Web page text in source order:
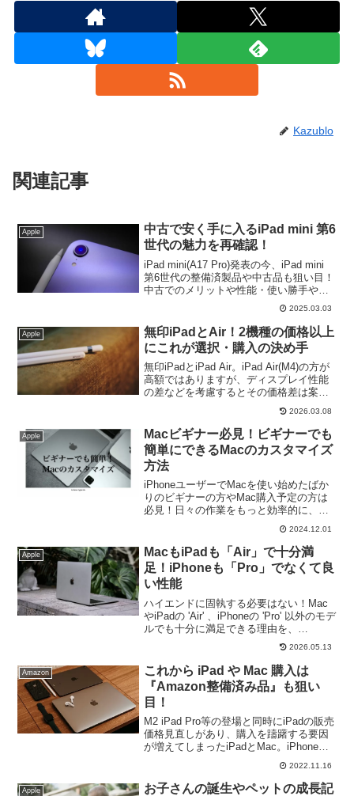
Kazublo
関連記事
Apple
中古で安く手に入るiPad mini 第6
世代の魅力を再確認！
iPad mini(A17 Pro)発表の今、iPad mini
第6世代の整備済製品や中古品も狙い目！
中古でのメリットや性能・使い勝手や購
入時の注意点も紹介。予算を抑え高性能
2025.03.03
Apple
無印iPadとAir！2機種の価格以上
にこれが選択・購入の決め手
無印iPadとiPad Air。iPad Air(M4)の方が
高額ではありますが、ディスプレイ性能
の差などを考慮するとその価格差は案外
小さいかも。ただ、その価格差以上に購
入の決め手となるものがこれ！
2026.03.08
Apple
Macビギナー必見！ビギナーでも
簡単にできるMacのカスタマイズ
方法
iPhoneユーザーでMacを使い始めたばか
りのビギナーの方やMac購入予定の方は
必見！日々の作業をもっと効率的に、快
適にするための便利機能がMacには満
載。今回は、Macのカスタマイズ方法を
解りやすく紹介👉
2024.12.01
Apple
MacもiPadも「Air」で十分満
足！iPhoneも「Pro」でなくて良
い性能
ハイエンドに固執する必要はない！Mac
やiPadの 'Air' 、iPhoneの 'Pro' 以外のモデ
ルでも十分に満足できる理由を、
MacBook Airユーザーが予算を節約しな
がら実用性と満足度を最大限に引き出す
秘訣を解説。
2026.05.13
Amazon
これから iPad や Mac 購入は
『Amazon整備済み品』も狙い
目！
M2 iPad Pro等の登場と同時にiPadの販売
価格見直しがあり、購入を躊躇する要因
が増えてしまったiPadとMac。iPhone利
用者の方等がiPadやMacを購入する際、
Amazon Renewedの「整備済み品」iPad
やMacも選択の一つにお勧めします。
2022.11.16
Apple
お子さんの誕生やペットの成長記